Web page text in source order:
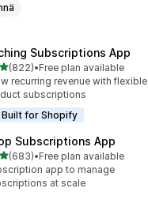
Subscriptions App
/ 5 tähteä
(822)
arvostelua yhteensä
•Free plan available
recurring revenue with flexible
subscriptions
Built for Shopify
Subscriptions App
/ 5 tähteä
(683)
arvostelua yhteensä
•Free plan available
app to manage
at scale